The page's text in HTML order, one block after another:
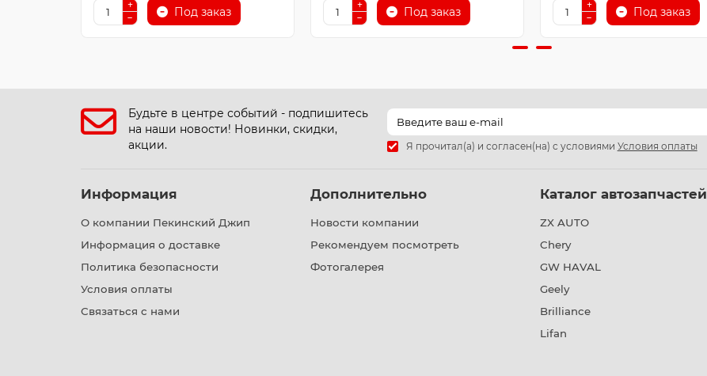
Под заказ Под заказ Под заказ
Будьте в центре событий - подпишитесь
на наши новости! Новинки, скидки,
акции.
Я прочитал(а) и согласен(на) с условиями Условия оплаты
Информация
О компании Пекинский Джип
Информация о доставке
Политика безопасности
Условия оплаты
Связаться с нами
Дополнительно
Новости компании
Рекомендуем посмотреть
Фотогалерея
Каталог автозапчастей
ZX AUTO
Chery
GW HAVAL
Geely
Brilliance
Lifan